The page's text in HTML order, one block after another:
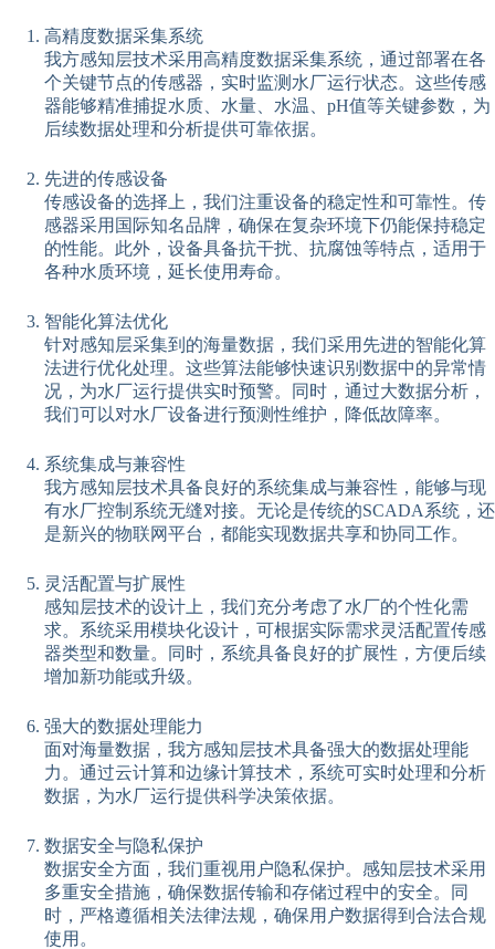
高精度数据采集系统
我方感知层技术采用高精度数据采集系统，通过部署在各
个关键节点的传感器，实时监测水厂运行状态。这些传感
器能够精准捕捉水质、水量、水温、pH值等关键参数，为
后续数据处理和分析提供可靠依据。
先进的传感设备
传感设备的选择上，我们注重设备的稳定性和可靠性。传
感器采用国际知名品牌，确保在复杂环境下仍能保持稳定
的性能。此外，设备具备抗干扰、抗腐蚀等特点，适用于
各种水质环境，延长使用寿命。
智能化算法优化
针对感知层采集到的海量数据，我们采用先进的智能化算
法进行优化处理。这些算法能够快速识别数据中的异常情
况，为水厂运行提供实时预警。同时，通过大数据分析，
我们可以对水厂设备进行预测性维护，降低故障率。
系统集成与兼容性
我方感知层技术具备良好的系统集成与兼容性，能够与现
有水厂控制系统无缝对接。无论是传统的SCADA系统，还
是新兴的物联网平台，都能实现数据共享和协同工作。
灵活配置与扩展性
感知层技术的设计上，我们充分考虑了水厂的个性化需
求。系统采用模块化设计，可根据实际需求灵活配置传感
器类型和数量。同时，系统具备良好的扩展性，方便后续
增加新功能或升级。
强大的数据处理能力
面对海量数据，我方感知层技术具备强大的数据处理能
力。通过云计算和边缘计算技术，系统可实时处理和分析
数据，为水厂运行提供科学决策依据。
数据安全与隐私保护
数据安全方面，我们重视用户隐私保护。感知层技术采用
多重安全措施，确保数据传输和存储过程中的安全。同
时，严格遵循相关法律法规，确保用户数据得到合法合规
使用。